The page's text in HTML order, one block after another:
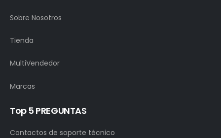
Sobre Nosotros
Tienda
MultiVendedor
Marcas
Top 5 PREGUNTAS
Contactos de soporte técnico